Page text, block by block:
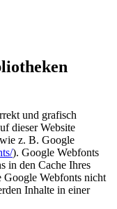
und grafisch
dieser Website
z. B. Google
). Google Webfonts
in den Cache Ihres
Google Webfonts nicht
Inhalte in einer